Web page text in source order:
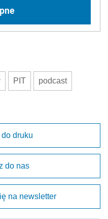
PIT podcast
druku
do nas
na newsletter